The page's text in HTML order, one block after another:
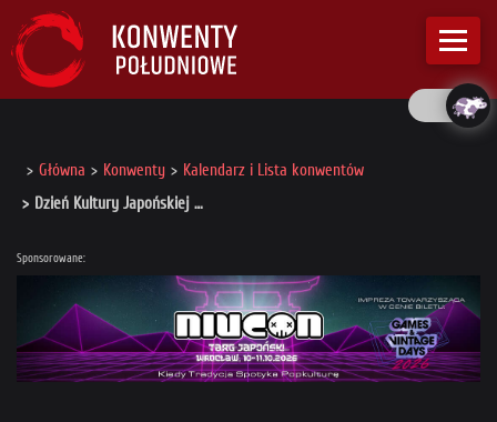
Główna Konwenty
Kalendarz i Lista konwentów
Dzień Kultury Japońskiej …
Sponsorowane: